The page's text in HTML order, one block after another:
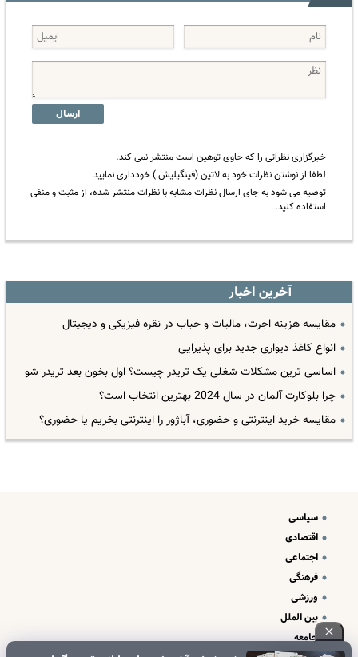
ارسال
خبرگزاری نظراتی را که حاوی توهین است منتشر نمی کند.
لطفا از نوشتن نظرات خود به لاتین (فینگیلیش ) خودداری نمایید
توصیه می شود به جای ارسال نظرات مشابه با نظرات منتشر شده، از مثبت و منفی
استفاده کنید.
آخرین اخبار
مقایسه هزینه اجرت، مالیات و حباب در نقره فیزیکی و دیجیتال
انواع کاغذ دیواری جدید برای پذیرایی
اساسی ترین مشکلات شغلی یک تریدر چیست؟ اول بخون بعد تریدر شو
چرا بلوکارت آلمان در سال 2024 بهترین انتخاب است؟
مقایسه خرید اینترنتی و حضوری، آباژور را اینترنتی بخریم یا حضوری؟
سیاسی
اقتصادی
اجتماعی
فرهنگی
ورزشی
بین الملل
جامعه